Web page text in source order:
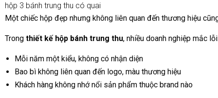
hộp 3 bánh trung thu có quai
Một chiếc hộp đẹp nhưng không liên quan đến thương hiệu
Trong thiết kế hộp bánh trung thu, nhiều doanh nghiệp mắc
Mỗi năm một kiểu, không có nhận diện
Bao bì không liên quan đến logo, màu thương hiệu
Khách hàng không nhớ nổi sản phẩm thuộc brand nào